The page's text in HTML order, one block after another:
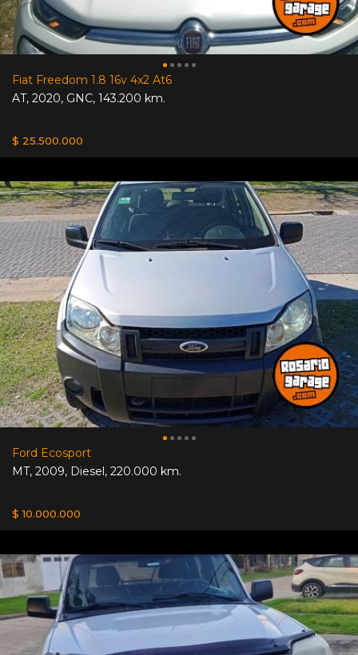
Fiat Freedom 1.8 16v 4x2 At6
AT, 2020, GNC, 143.200 km.
$ 25.500.000
Ford Ecosport
MT, 2009, Diesel, 220.000 km.
$ 10.000.000